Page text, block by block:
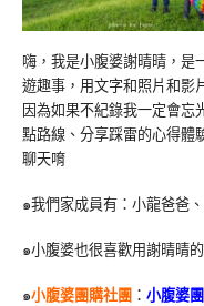
嗨，我是小腹婆謝晴晴，是
遊趣事，用文字和照片和影
因為如果不紀錄我一定會忘
點路線、分享踩雷的心得體
聊天唷
๑我們家成員有：小龍爸爸
๑小腹婆也很喜歡用謝晴晴
๑小腹婆團購社團 ： 小腹婆